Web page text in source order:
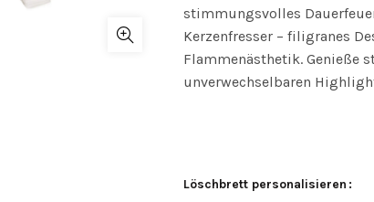
stimmungsvolles
Kerzenfresser – filigranes
Flammenästhetik. Genieße
unverwechselbaren
Löschbrett personalisieren